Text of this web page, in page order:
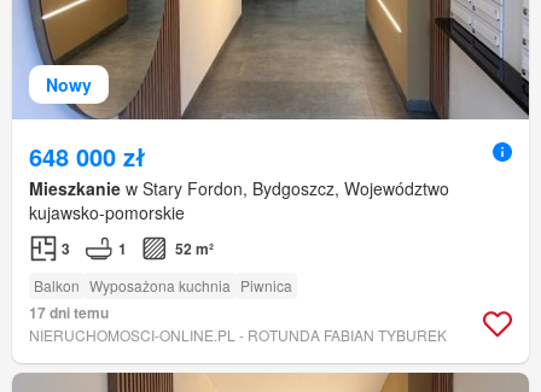
Nowy
648 000 zł
Mieszkanie w Stary Fordon, Bydgoszcz, Województwo
kujawsko-pomorskie
3 1 52 m²
Balkon Wyposażona kuchnia Piwnica
17 dni temu
NIERUCHOMOSCI-ONLINE.PL - ROTUNDA FABIAN TYBUREK